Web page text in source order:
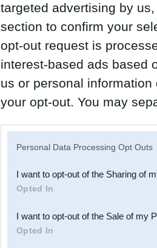
targeted advertising by
section to confirm your
opt-out request is
interest-based ads based
us or personal
your opt-out. You may
Downstream Participants
third parties.
Personal Data Processing Opt Outs
I want to opt-out of the Sharing of
Opted In
I want to opt-out of the Sale of my
Opted In